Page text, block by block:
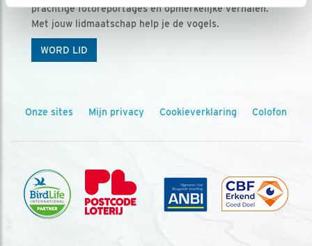
prachtige fotoreportages en opmerkelijke verhalen.
Met jouw lidmaatschap help je de vogels.
WORD LID
Onze sites Mijn privacy Cookieverklaring Colofon